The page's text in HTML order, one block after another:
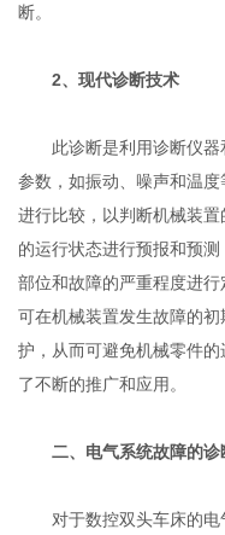
断。
2、现代诊断技术
此诊断是利用诊断仪器
参数，如振动、噪声和温
进行比较，以判断机械装
的运行状态进行预报和预测
部位和故障的严重程度进
可在机械装置发生故障的
护，从而可避免机械零件
了不断的推广和应用。
二、电气系统故障的诊
对于数控双头车床的电